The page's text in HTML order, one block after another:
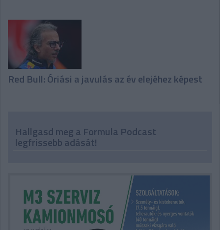
Red Bull: Óriási a javulás az év elejéhez képest
Hallgasd meg a Formula Podcast
legfrissebb adását!